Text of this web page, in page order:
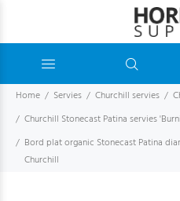
Home Servies Churchill servies
Churchill Stonecast Patina servies
Bord plat organic Stonecast Patina
Churchill